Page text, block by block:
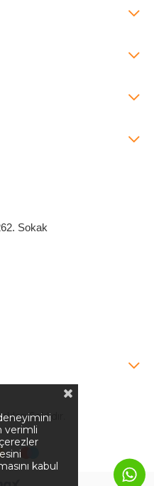
Sokak
Saklıdır.
verimli
kabul